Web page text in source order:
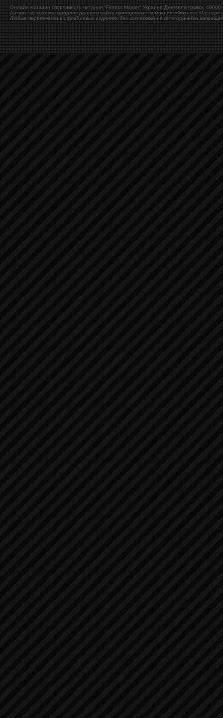
Онлайн магазин спортивного питания "Fitness Master" Украина Днепропетровск 49000
Авторство всех материалов данного сайта принадлежит компании «Фитнесс Мастер»
Любые перепечатки в офлайновых изданиях без согласования категорически